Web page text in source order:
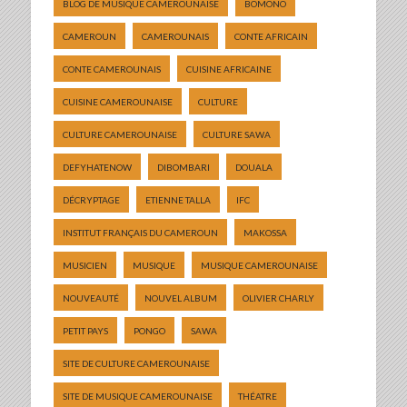
BLOG DE MUSIQUE CAMEROUNAISE BOMONO
CAMEROUN CAMEROUNAIS CONTE AFRICAIN
CONTE CAMEROUNAIS CUISINE AFRICAINE
CUISINE CAMEROUNAISE CULTURE
CULTURE CAMEROUNAISE CULTURE SAWA
DEFYHATENOW DIBOMBARI DOUALA
DÉCRYPTAGE ETIENNE TALLA IFC
INSTITUT FRANÇAIS DU CAMEROUN MAKOSSA
MUSICIEN MUSIQUE MUSIQUE CAMEROUNAISE
NOUVEAUTÉ NOUVEL ALBUM OLIVIER CHARLY
PETIT PAYS PONGO SAWA
SITE DE CULTURE CAMEROUNAISE
SITE DE MUSIQUE CAMEROUNAISE THÉATRE